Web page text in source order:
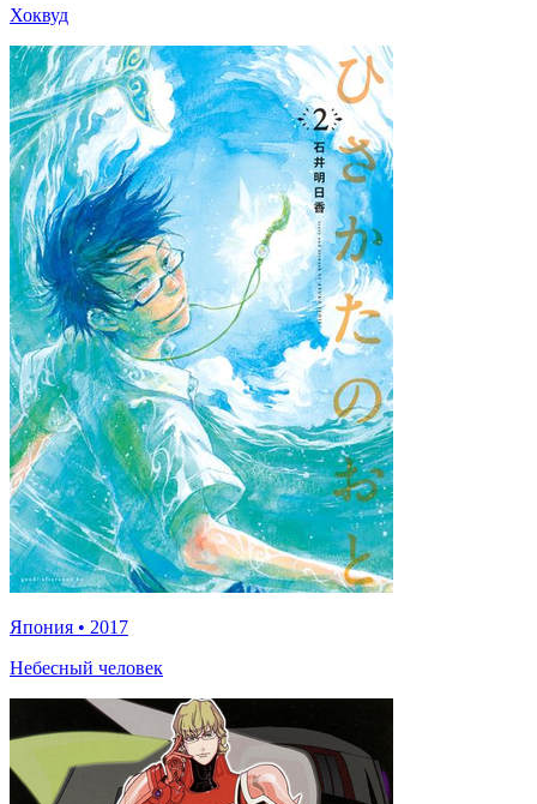
Хоквуд
Япония • 2017
Небесный человек